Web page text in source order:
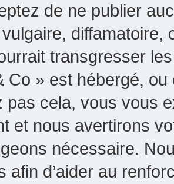
de ne publier
diffamatoire,
transgresser
Co » est hébergé,
pas cela, vous vous
et nous avertirons
nécessaire.
afin d’aider au